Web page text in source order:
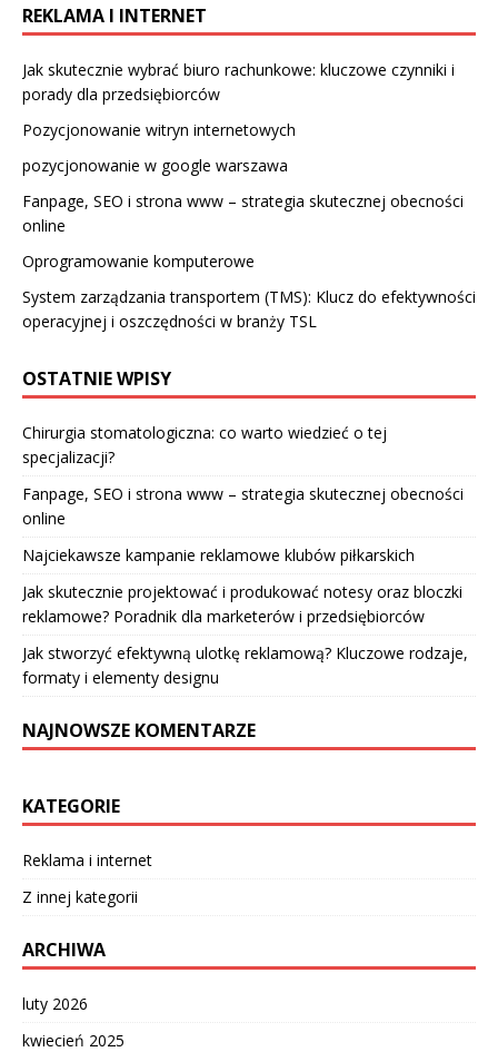
REKLAMA I INTERNET
Jak skutecznie wybrać biuro rachunkowe: kluczowe czynniki i
porady dla przedsiębiorców
Pozycjonowanie witryn internetowych
pozycjonowanie w google warszawa
Fanpage, SEO i strona www – strategia skutecznej obecności
online
Oprogramowanie komputerowe
System zarządzania transportem (TMS): Klucz do efektywności
operacyjnej i oszczędności w branży TSL
OSTATNIE WPISY
Chirurgia stomatologiczna: co warto wiedzieć o tej
specjalizacji?
Fanpage, SEO i strona www – strategia skutecznej obecności
online
Najciekawsze kampanie reklamowe klubów piłkarskich
Jak skutecznie projektować i produkować notesy oraz bloczki
reklamowe? Poradnik dla marketerów i przedsiębiorców
Jak stworzyć efektywną ulotkę reklamową? Kluczowe rodzaje,
formaty i elementy designu
NAJNOWSZE KOMENTARZE
KATEGORIE
Reklama i internet
Z innej kategorii
ARCHIWA
luty 2026
kwiecień 2025